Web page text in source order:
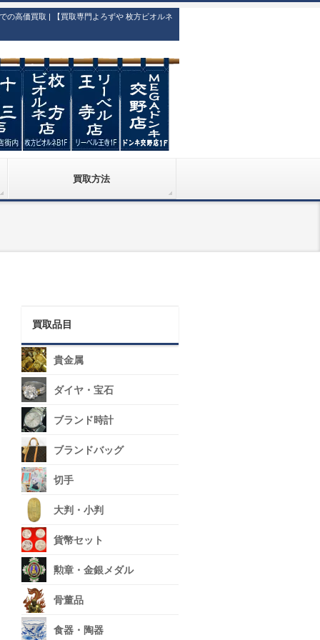
高価買取 | 【買取専門よろずや 枚方ビオルネ
買取方法
買取品目
貴金属
ダイヤ・宝石
ブランド時計
ブランドバッグ
切手
大判・小判
貨幣セット
勲章・金銀メダル
骨董品
食器・陶器